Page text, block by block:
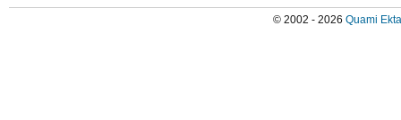
© 2002 - 2026 Quami